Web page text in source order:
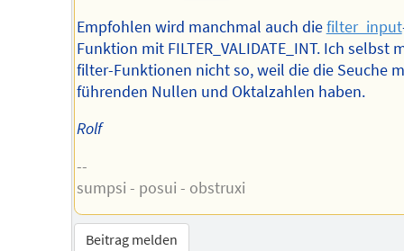
Empfohlen wird manchmal auch diefilter_input
Funktion mit FILTER_VALIDATE_INT. Ich selbst
filter-Funktionen nicht so, weil die die Seuche
führenden Nullen und Oktalzahlen haben.
Rolf
--
sumpsi - posui - obstruxi
Beitrag melden